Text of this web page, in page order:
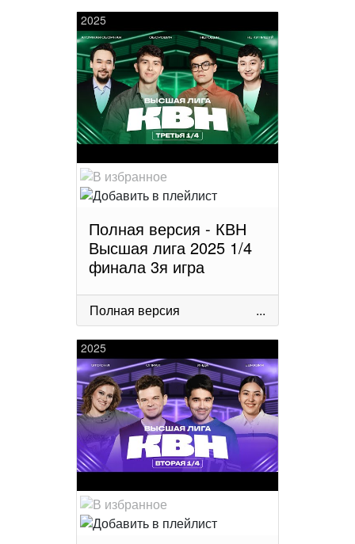
2025
Полная версия - КВН
Высшая лига 2025 1/4
финала 3я игра
Полная версия ...
2025